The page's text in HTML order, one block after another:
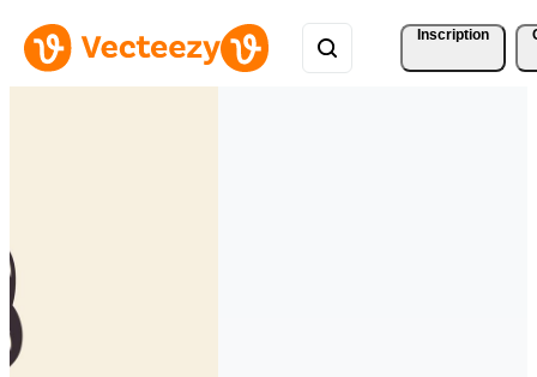
Inscription